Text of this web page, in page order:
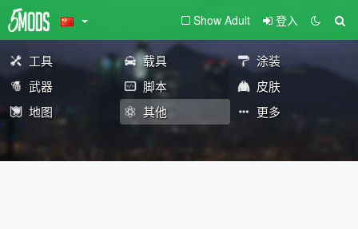
Show Adult 登入
工具 载具
涂装
武器
脚本
皮肤
地图
其他 更多